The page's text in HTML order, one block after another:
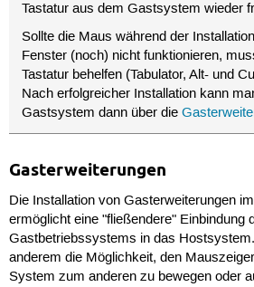
Tastatur aus dem Gastsystem wieder
Sollte die Maus während der
Fenster (noch) nicht funktionieren,
Tastatur behelfen (Tabulator, Alt- und
Nach erfolgreicher Installation kann
Gastsystem dann über die
Gasterweiterungen
Die Installation von Gasterweiterungen
ermöglicht eine "fließendere" Einbindung
Gastbetriebssystems in das
anderem die Möglichkeit, den
System zum anderen zu bewegen oder